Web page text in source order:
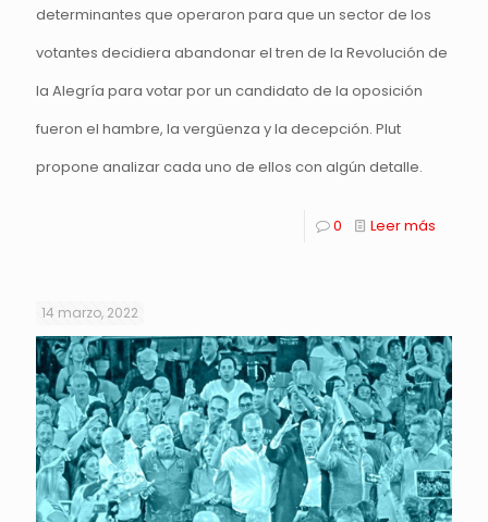
determinantes que operaron para que un sector de los
votantes decidiera abandonar el tren de la Revolución de
la Alegría para votar por un candidato de la oposición
fueron el hambre, la vergüenza y la decepción. Plut
propone analizar cada uno de ellos con algún detalle.
0 Leer más
14 marzo, 2022